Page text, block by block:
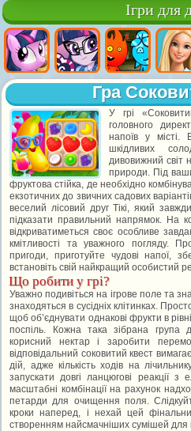
Ігри для
Гра
У грі
головного
напоїв у місті.
шкідливих
дивовижний світ
природи. Під
фруктова стійка, де необхідно
екзотичних до звичних садових
веселий лісовий друг Тікі, який
підказати правильний напрямок. На
відкриватиметься своє особливе
кмітливості та уважного погляду.
пригоди, приготуйте чудові напої,
встановіть свій найкращий особистий
Що робити у грі?
Уважно подивіться на ігрове поле та
знаходяться в сусідніх клітинках.
щоб об’єднувати однакові фрукти в
поспіль. Кожна така зібрана група
корисний нектар і заробити
відповідальний соковитий квест
дій, адже кількість ходів на
запускати довгі ланцюгові реакції
масштабні комбінації на рахунок
петарди для очищення поля.
кроки наперед, і нехай цей
створенням найсмачніших сумішей для